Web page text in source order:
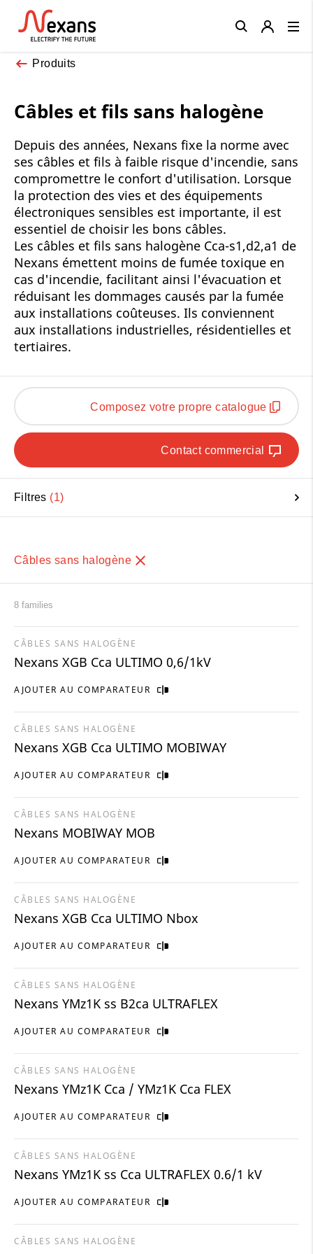
Produits
Câbles et fils sans halogène
Depuis des années, Nexans fixe la norme avec
ses câbles et fils à faible risque d'incendie, sans
compromettre le confort d'utilisation. Lorsque
la protection des vies et des équipements
électroniques sensibles est importante, il est
essentiel de choisir les bons câbles.
Les câbles et fils sans halogène Cca-s1,d2,a1 de
Nexans émettent moins de fumée toxique en
cas d'incendie, facilitant ainsi l'évacuation et
réduisant les dommages causés par la fumée
aux installations coûteuses. Ils conviennent
aux installations industrielles, résidentielles et
tertiaires.
Composez votre propre catalogue
Contact commercial
Filtres 1
Câbles sans halogène
8 families
AJOUTER AU COMPARATEUR
CÂBLES SANS HALOGÈNE
Nexans XGB Cca ULTIMO 0,6/1kV
AJOUTER AU COMPARATEUR
CÂBLES SANS HALOGÈNE
Nexans XGB Cca ULTIMO MOBIWAY
AJOUTER AU COMPARATEUR
CÂBLES SANS HALOGÈNE
Nexans MOBIWAY MOB
AJOUTER AU COMPARATEUR
CÂBLES SANS HALOGÈNE
Nexans XGB Cca ULTIMO Nbox
AJOUTER AU COMPARATEUR
CÂBLES SANS HALOGÈNE
Nexans YMz1K ss B2ca ULTRAFLEX
AJOUTER AU COMPARATEUR
CÂBLES SANS HALOGÈNE
Nexans YMz1K Cca / YMz1K Cca FLEX
AJOUTER AU COMPARATEUR
CÂBLES SANS HALOGÈNE
Nexans YMz1K ss Cca ULTRAFLEX 0.6/1 kV
CÂBLES SANS HALOGÈNE
Close